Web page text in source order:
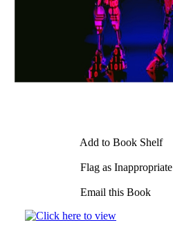
Add to Book Shelf
Flag as Inappropriate
Email this Book